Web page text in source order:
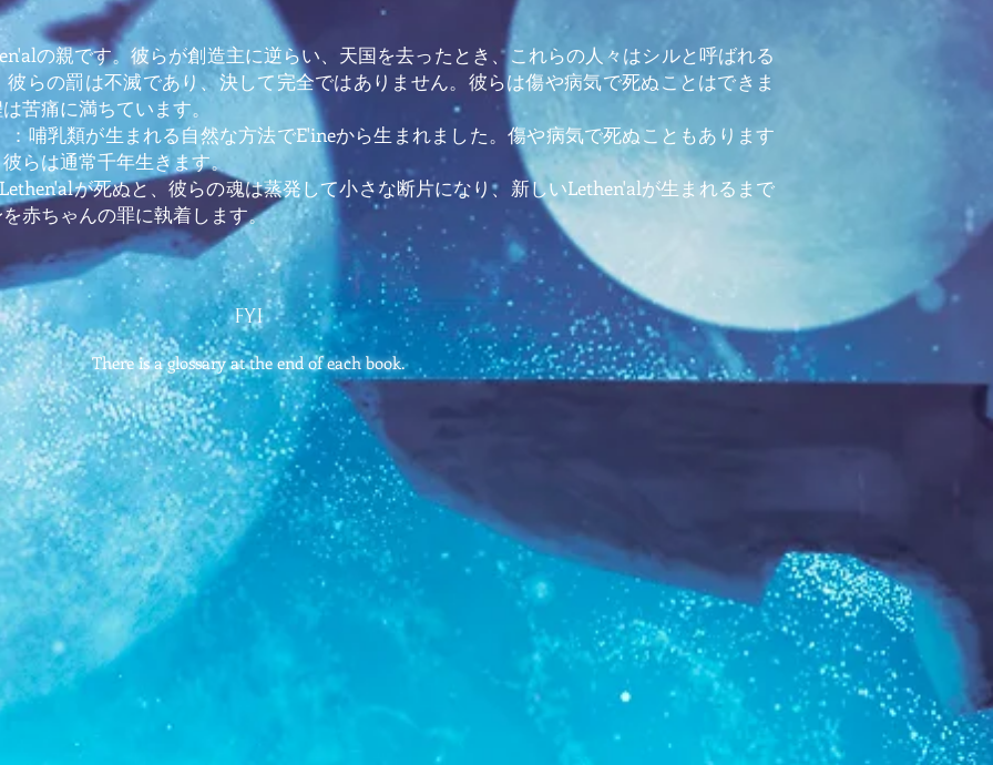
の親です。彼らが創造主に逆らい、天国を去ったとき、これらの人々はシルと呼ばれる
らの罰は不滅であり、決して完全ではありません。彼らは傷や病気で死ぬことはできま
苦痛に満ちています。
：哺乳類が生まれる自然な方法でE'ineから生まれました。傷や病気で死ぬこともあります
らは通常千年生きます。
が死ぬと、彼らの魂は蒸発して小さな断片になり、新しいLethen'alが生まれるまで
赤ちゃんの罪に執着します。
FYI
There is a glossary at the end of each book.